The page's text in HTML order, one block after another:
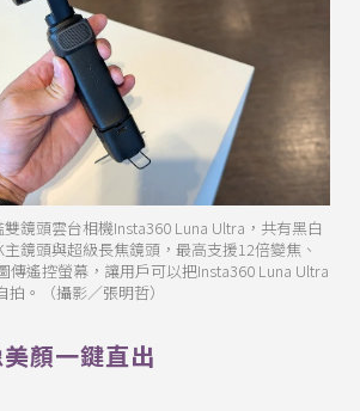
鏡頭雲台相機Insta360 Luna Ultra，共有黑白
鏡頭與超級長焦鏡頭，最高支援12倍變焦、
傳遙控螢幕，讓用戶可以把Insta360 Luna Ultra
。（攝影／張明哲）
顏一鍵直出